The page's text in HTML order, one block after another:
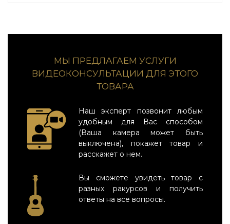
МЫ ПРЕДЛАГАЕМ УСЛУГИ
ВИДЕОКОНСУЛЬТАЦИИ ДЛЯ ЭТОГО
ТОВАРА
Наш эксперт позвонит любым
удобным для Вас способом
(Ваша камера может быть
выключена), покажет товар и
расскажет о нем.
Вы сможете увидеть товар с
разных ракурсов и получить
ответы на все вопросы.